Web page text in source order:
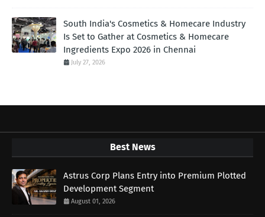
South India's Cosmetics & Homecare Industry
Is Set to Gather at Cosmetics & Homecare
Ingredients Expo 2026 in Chennai
July 27, 2026
Best News
Astrus Corp Plans Entry into Premium Plotted
Development Segment
August 01, 2026